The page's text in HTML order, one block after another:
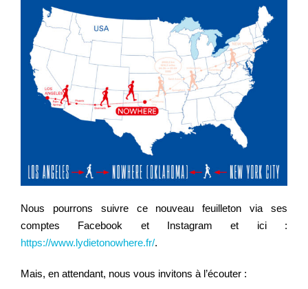
Nous pourrons suivre ce nouveau feuilleton via ses
comptes Facebook et Instagram et ici :
https://www.lydietonowhere.fr/.
Mais, en attendant, nous vous invitons à l’écouter :